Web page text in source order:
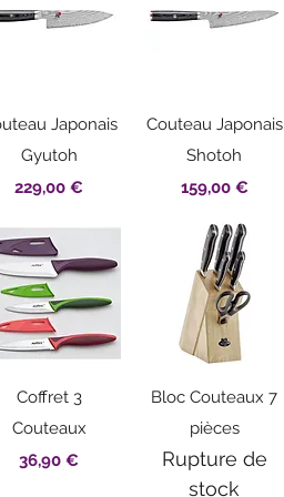
rapide
Japonais
Gyutoh
Prix
229,00 €
Aperçu rapide
Couteau Japonais
Shotoh
Prix
159,00 €
rapide
Coffret 3
Couteaux
Prix
36,90 €
Aperçu rapide
Bloc Couteaux 7
pièces
Rupture de
stock